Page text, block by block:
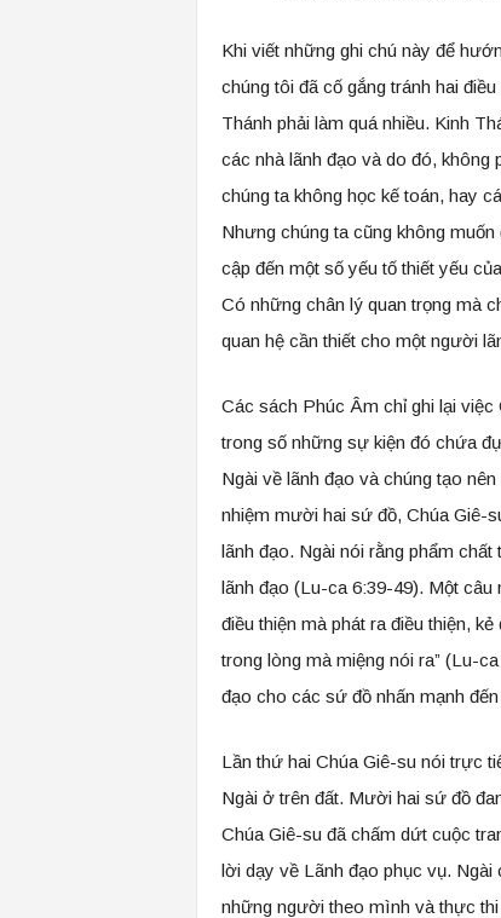
Khi viết những ghi chú này để
chúng tôi đã cố gắng tránh hai
Thánh phải làm quá nhiều. Kinh
các nhà lãnh đạo và do đó, không
chúng ta không học kế toán, hay
Nhưng chúng ta cũng không
cập đến một số yếu tố thiết yếu
Có những chân lý quan trọng mà
quan hệ cần thiết cho một người
Các sách Phúc Âm chỉ ghi lại việc
trong số những sự kiện đó chứa
Ngài về lãnh đạo và chúng tạo
nhiệm mười hai sứ đồ, Chúa Giê-
lãnh đạo. Ngài nói rằng phẩm
lãnh đạo (Lu-ca 6:39-49). Một
điều thiện mà phát ra điều thiện,
trong lòng mà miệng nói ra” (Lu-
đạo cho các sứ đồ nhấn mạnh
Lần thứ hai Chúa Giê-su nói trực
Ngài ở trên đất. Mười hai sứ đồ
Chúa Giê-su đã chấm dứt cuộc
lời dạy về Lãnh đạo phục vụ. Ngài
những người theo mình và thực